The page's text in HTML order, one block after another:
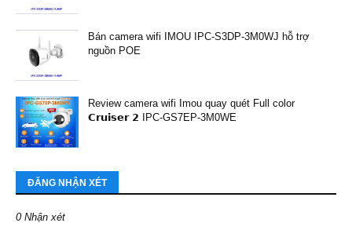
Bán camera wifi IMOU IPC-S3DP-3M0WJ hỗ trợ
nguồn POE
Review camera wifi Imou quay quét Full color
𝗖𝗿𝘂𝗶𝘀𝗲𝗿 𝟮 IPC-GS7EP-3M0WE
ĐĂNG NHẬN XÉT
0 Nhận xét